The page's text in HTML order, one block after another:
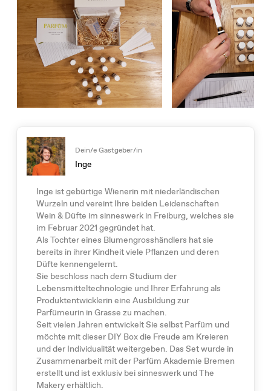
Dein/e Gastgeber/in
Inge
Inge ist gebürtige Wienerin mit niederländischen
Wurzeln und vereint Ihre beiden Leidenschaften
Wein & Düfte im sinneswerk in Freiburg, welches sie
im Februar 2021 gegründet hat.
Als Tochter eines Blumengrosshändlers hat sie
bereits in ihrer Kindheit viele Pflanzen und deren
Düfte kennengelernt.
Sie beschloss nach dem Studium der
Lebensmitteltechnologie und Ihrer Erfahrung als
Produktentwicklerin eine Ausbildung zur
Parfümeurin in Grasse zu machen.
Seit vielen Jahren entwickelt Sie selbst Parfüm und
möchte mit dieser DIY Box die Freude am Kreieren
und der Individualität weitergeben. Das Set wurde in
Zusammenarbeit mit der Parfüm Akademie Bremen
erstellt und ist exklusiv bei sinneswerk und The
Makery erhältlich.